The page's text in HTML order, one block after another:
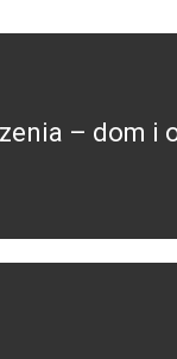
– dom i